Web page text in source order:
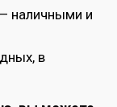
наличными и
в